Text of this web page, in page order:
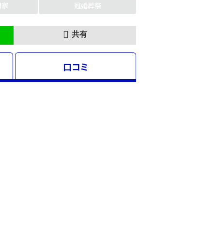
冠婚葬祭
共有
口コミ